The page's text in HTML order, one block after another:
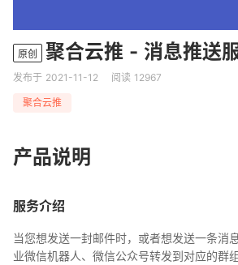
原创 聚合云推 - 消息推送
发布于 2021-11-12 阅读 12967
聚合云推
产品说明
服务介绍
当您想发送一封邮件时，或者想发送一条消
业微信机器人、微信公众号转发到对应的群